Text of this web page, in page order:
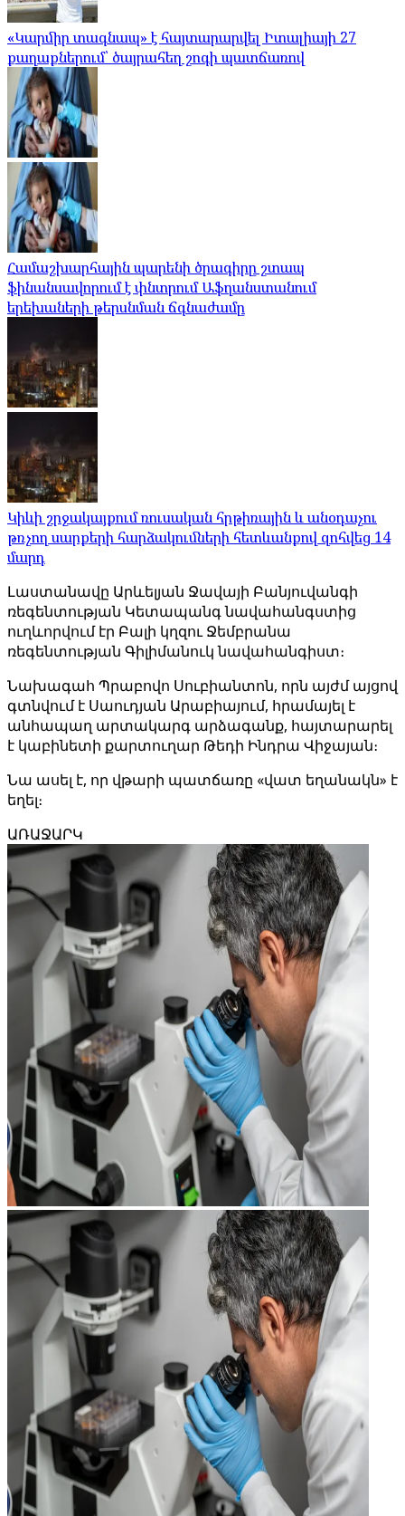
«Կարմիր տագնապ» է հայտարարվել Իտալիայի 27
քաղաքներում՝ ծայրահեղ շոգի պատճառով
Համաշխարհային պարենի ծրագիրը շտապ
ֆինանսավորում է փնտրում Աֆղանստանում
երեխաների թերսնման ճգնաժամը
Կիևի շրջակայքում ռուսական հրթիռային և անօդաչու
թռչող սարքերի հարձակումների հետևանքով զոհվեց 14
մարդ
Լաստանավը Արևելյան Ջավայի Բանյուվանգի
ռեգենտության Կետապանգ նավահանգստից
ուղևորվում էր Բալի կղզու Ջեմբրանա
ռեգենտության Գիլիմանուկ նավահանգիստ։
Նախագահ Պրաբովո Սուբիանտոն, որն այժմ այցով
գտնվում է Սաուդյան Արաբիայում, հրամայել է
անհապաղ արտակարգ արձագանք, հայտարարել
է կաբինետի քարտուղար Թեդի Ինդրա Վիջայան։
Նա ասել է, որ վթարի պատճառը «վատ եղանակն» է
եղել։
ԱՌԱՋԱՐԿ